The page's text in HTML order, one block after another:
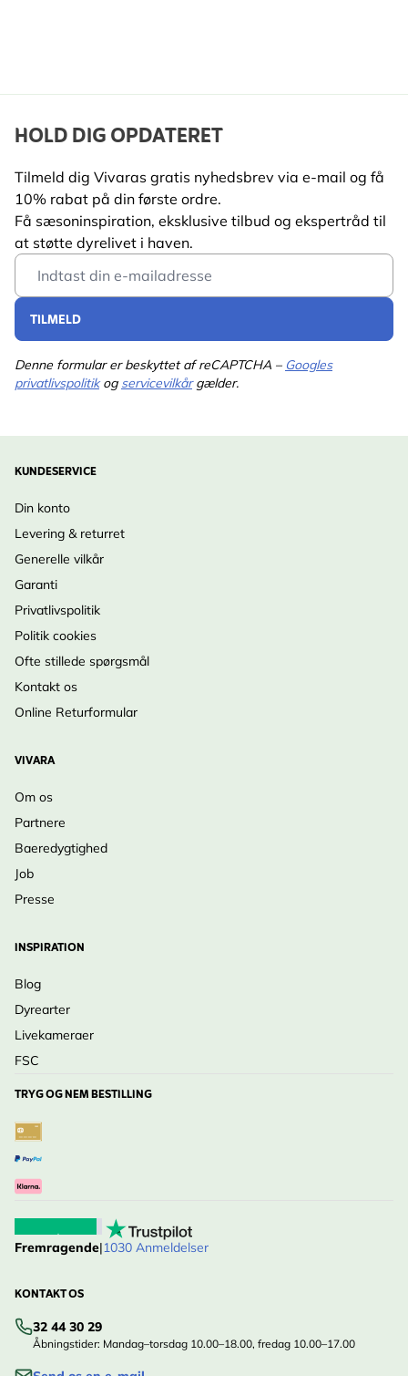
HOLD DIG OPDATERET
Tilmeld dig Vivaras gratis nyhedsbrev via e-mail og få
10% rabat på din første ordre.
Få sæsoninspiration, eksklusive tilbud og ekspertråd til
at støtte dyrelivet i haven.
Email Address
TILMELD
Denne formular er beskyttet af reCAPTCHA – Googles
privatlivspolitikog servicevilkårgælder.
KUNDESERVICE
Din konto
Levering & returret
Generelle vilkår
Garanti
Privatlivspolitik
Politik cookies
Ofte stillede spørgsmål
Kontakt os
Online Returformular
VIVARA
Om os
Partnere
Baeredygtighed
Job
Presse
INSPIRATION
Blog
Dyrearter
Livekameraer
FSC
TRYG OG NEM BESTILLING
Fremragende|1030 Anmeldelser
KONTAKT OS
32 44 30 29
Åbningstider: Mandag–torsdag 10.00–18.00, fredag 10.00–17.00